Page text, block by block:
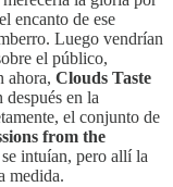
encanto de ese
Luego vendrían
el público,
ahora, Clouds Taste
en la
el conjunto de
from the
intuían, pero allí la
medida.